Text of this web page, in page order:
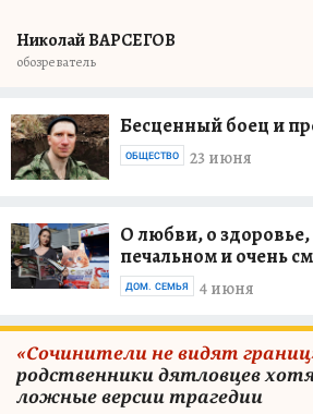
Николай ВАРСЕГОВ
обозреватель
Бесценный боец и
23 июня
ОБЩЕСТВО
О любви, о
печальном и очень
4 июня
ДОМ. СЕМЬЯ
«Сочинители не видят
родственники дятловцев
ложные версии трагедии